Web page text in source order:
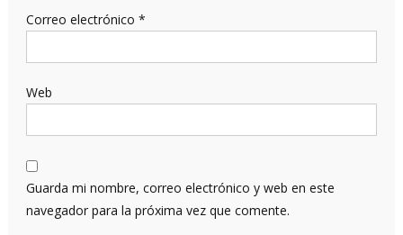
Correo electrónico *
Web
Guarda mi nombre, correo electrónico y web en este
navegador para la próxima vez que comente.